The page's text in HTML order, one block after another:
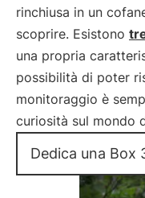
rinchiusa in un
scoprire. Esistono
una propria
possibilità di poter
monitoraggio è
curiosità sul mondo
Dedica una Box